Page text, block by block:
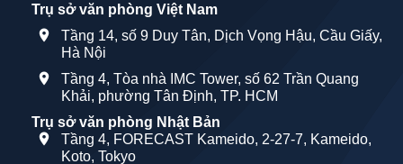
Trụ sở văn phòng Việt Nam
Tầng 14, số 9 Duy Tân, Dịch Vọng Hậu, Cầu Giấy,
Hà Nội
Tầng 4, Tòa nhà IMC Tower, số 62 Trần Quang
Khải, phường Tân Định, TP. HCM
Trụ sở văn phòng Nhật Bản
Tầng 4, FORECAST Kameido, 2-27-7, Kameido,
Koto, Tokyo